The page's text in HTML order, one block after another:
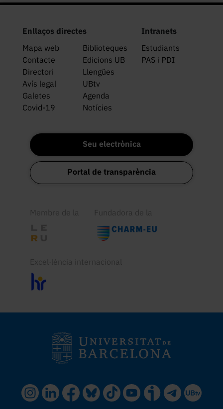
Enllaços directes
Mapa web
Biblioteques
Contacte
Edicions UB
Directori
Llengües
Avís legal
UBtv
Galetes
Agenda
Covid-19
Notícies
Intranets
Estudiants
PAS i PDI
Seu electrònica
Portal de transparència
Membre de la Fundadora de la
Excel·lència internacional